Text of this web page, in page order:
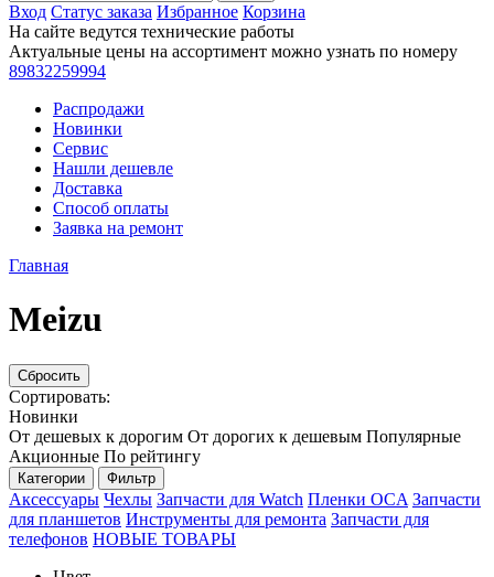
Вход Статус заказа Избранное Корзина
На сайте ведутся технические работы
Актуальные цены на ассортимент можно узнать по номеру
89832259994
Распродажи
Новинки
Сервис
Нашли дешевле
Доставка
Способ оплаты
Заявка на ремонт
Главная
Meizu
Сбросить
Сортировать:
Новинки
От дешевых к дорогим От дорогих к дешевым Популярные
Акционные По рейтингу
Категории Фильтр
Аксессуары Чехлы Запчасти для Watch Пленки OCA Запчасти
для планшетов Инструменты для ремонта Запчасти для
телефонов НОВЫЕ ТОВАРЫ